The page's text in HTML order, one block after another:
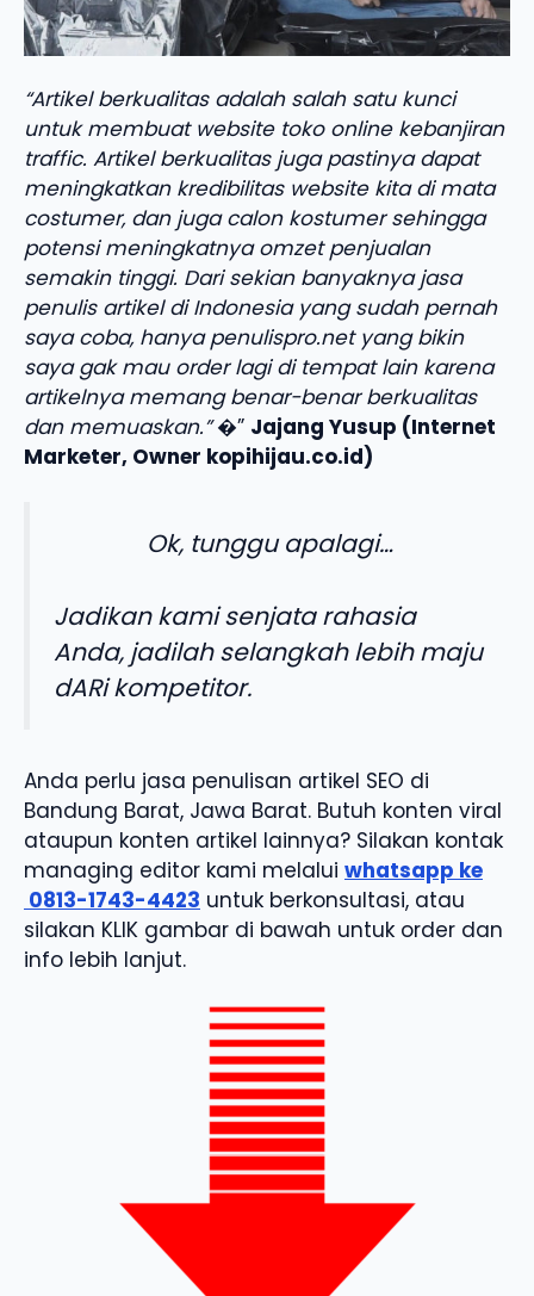
“Artikel berkualitas adalah salah satu kunci
untuk membuat website toko online kebanjiran
traffic. Artikel berkualitas juga pastinya dapat
meningkatkan kredibilitas website kita di mata
costumer, dan juga calon kostumer sehingga
potensi meningkatnya omzet penjualan
semakin tinggi. Dari sekian banyaknya jasa
penulis artikel di Indonesia yang sudah pernah
saya coba, hanya penulispro.net yang bikin
saya gak mau order lagi di tempat lain karena
artikelnya memang benar-benar berkualitas
dan memuaskan.”�” Jajang Yusup (Internet
Marketer, Owner kopihijau.co.id)
Ok, tunggu apalagi…
Jadikan kami senjata rahasia
Anda, jadilah selangkah lebih maju
dARi kompetitor.
Anda perlu jasa penulisan artikel SEO di
Bandung Barat, Jawa Barat. Butuh konten viral
ataupun konten artikel lainnya? Silakan kontak
managing editor kami melalui whatsapp ke
0813-1743-4423 untuk berkonsultasi, atau
silakan KLIK gambar di bawah untuk order dan
info lebih lanjut.